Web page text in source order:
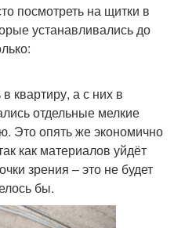
посмотреть на щитки в
устанавливались до
квартиру, а с них в
отдельные мелкие
Это опять же экономично
как материалов уйдёт
зрения – это не будет
бы.